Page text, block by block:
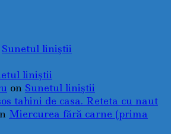
Sunetul liniştii
liniştii
on Sunetul liniştii
tahini de casa. Reteta cu naut
Miercurea fără carne (prima